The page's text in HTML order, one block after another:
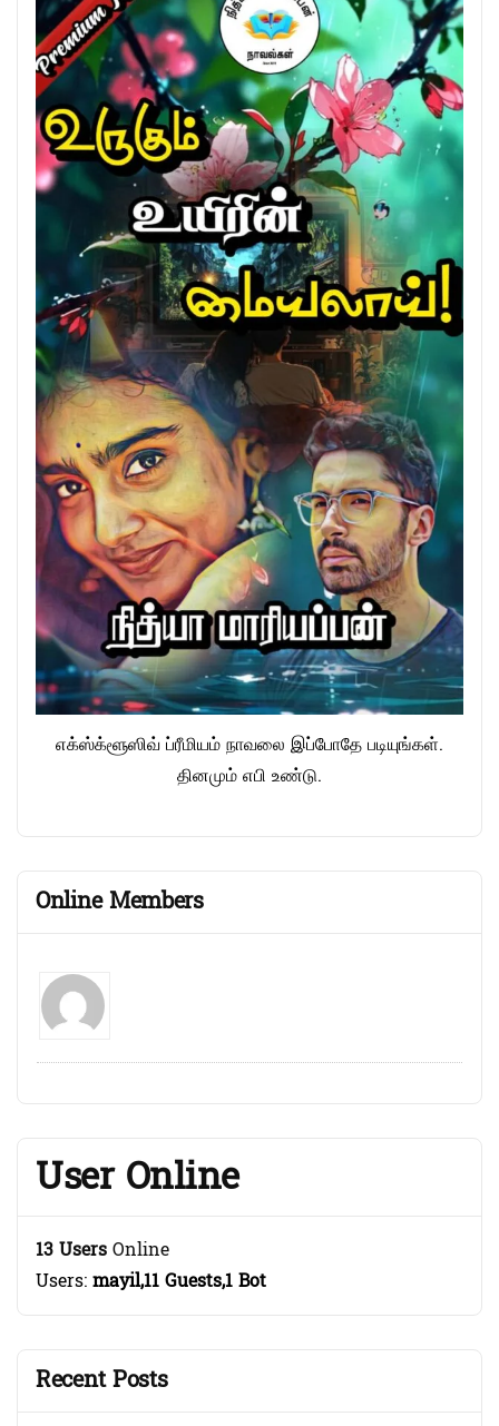
எக்ஸ்க்ளூஸிவ் ப்ரீமியம் நாவலை இப்போதே படியுங்கள்.
தினமும் எபி உண்டு.
Online Members
User Online
13 UsersOnline
Users:mayil,11 Guests,1 Bot
Recent Posts